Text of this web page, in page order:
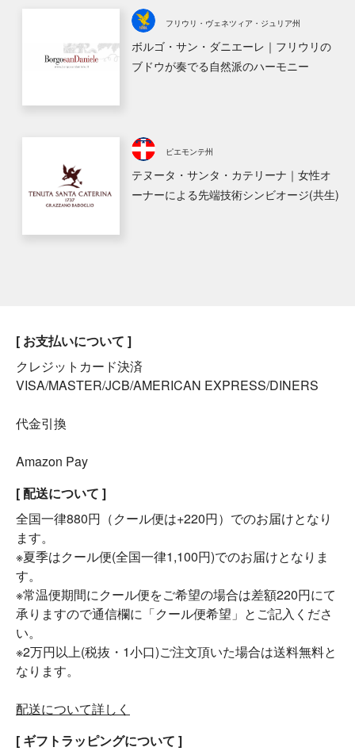
フリウリ・ヴェネツィア・ジュリア州
ボルゴ・サン・ダニエーレ｜フリウリの
ブドウが奏でる自然派のハーモニー
ピエモンテ州
テヌータ・サンタ・カテリーナ｜女性オ
ーナーによる先端技術シンビオージ(共生)
[ お支払いについて ]
クレジットカード決済
VISA/MASTER/JCB/AMERICAN EXPRESS/DINERS
代金引換
Amazon Pay
[ 配送について ]
全国一律880円（クール便は+220円）でのお届けとなり
ます。
※夏季はクール便(全国一律1,100円)でのお届けとなりま
す。
※常温便期間にクール便をご希望の場合は差額220円にて
承りますので通信欄に「クール便希望」とご記入くださ
い。
※2万円以上(税抜・1小口)ご注文頂いた場合は送料無料と
なります。
配送について詳しく
[ ギフトラッピングについて ]